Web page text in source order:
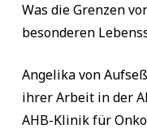
Was die Grenzen
besonderen
Angelika von
ihrer Arbeit in der
AHB-Klinik für